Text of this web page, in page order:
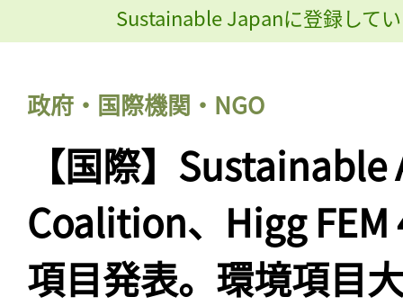
Sustainable Japanに登録して
政府・国際機関・NGO
【国際】
Coalition、Higg FEM
項目発表。環境項目